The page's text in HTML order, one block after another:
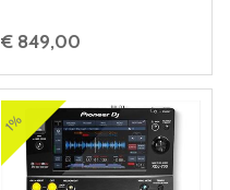
€ 849,00
1%